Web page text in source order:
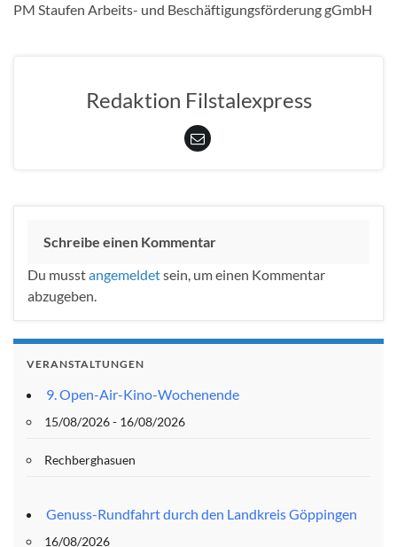
PM Staufen Arbeits- und Beschäftigungsförderung gGmbH
Redaktion Filstalexpress
Schreibe einen Kommentar
Du musstangemeldetsein, um einen Kommentar
abzugeben.
VERANSTALTUNGEN
9. Open-Air-Kino-Wochenende
15/08/2026 - 16/08/2026
Rechberghasuen
Genuss-Rundfahrt durch den Landkreis Göppingen
16/08/2026